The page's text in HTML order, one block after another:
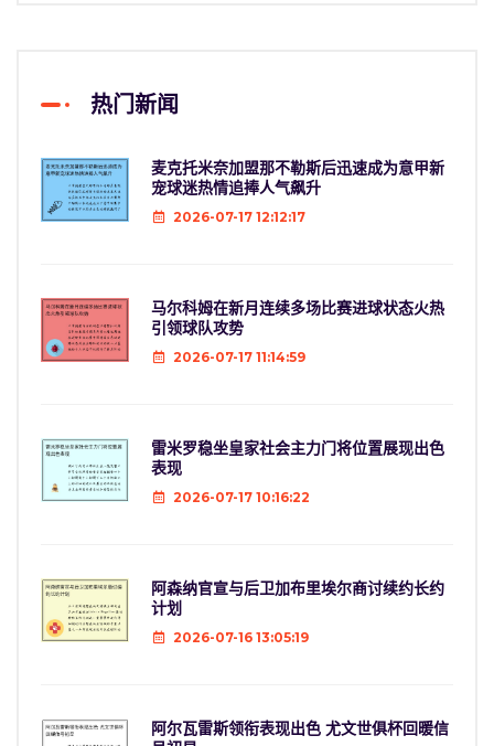
热门新闻
麦克托米奈加盟那不勒斯后迅速成为意甲新
宠球迷热情追捧人气飙升
2026-07-17 12:12:17
马尔科姆在新月连续多场比赛进球状态火热
引领球队攻势
2026-07-17 11:14:59
雷米罗稳坐皇家社会主力门将位置展现出色
表现
2026-07-17 10:16:22
阿森纳官宣与后卫加布里埃尔商讨续约长约
计划
2026-07-16 13:05:19
阿尔瓦雷斯领衔表现出色 尤文世俱杯回暖信